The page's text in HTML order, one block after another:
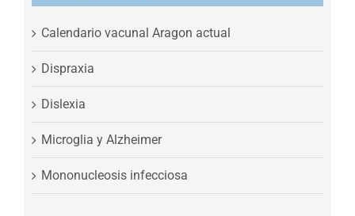
Calendario vacunal Aragon actual
Dispraxia
Dislexia
Microglia y Alzheimer
Mononucleosis infecciosa